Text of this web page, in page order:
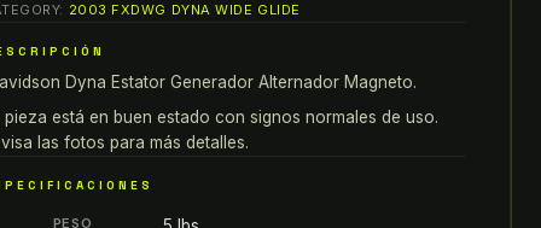
2003 FXDWG DYNA WIDE GLIDE
Dyna Estator Generador Alternador Magneto.
pieza está en buen estado con signos normales de uso.
las fotos para más detalles.
PESO